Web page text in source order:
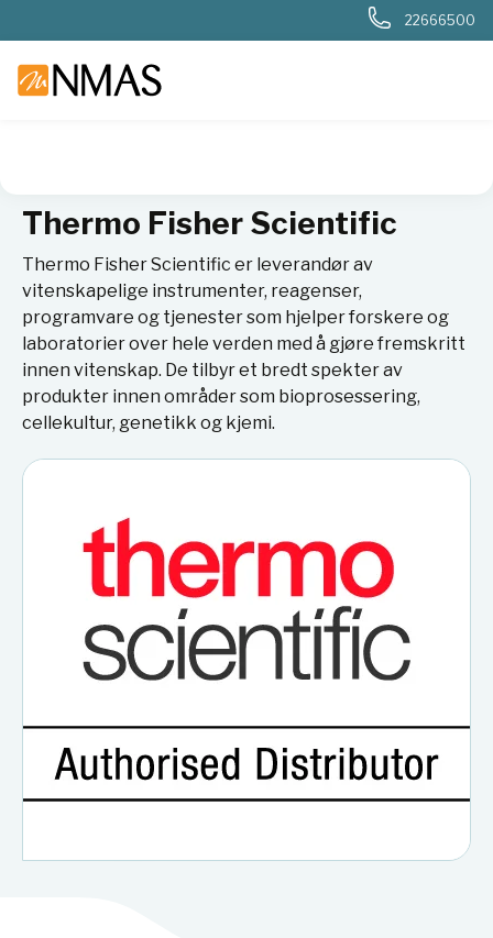
22666500
Thermo Fisher Scientific
Thermo Fisher Scientific er leverandør av
vitenskapelige instrumenter, reagenser,
programvare og tjenester som hjelper forskere og
laboratorier over hele verden med å gjøre fremskritt
innen vitenskap. De tilbyr et bredt spekter av
produkter innen områder som bioprosessering,
cellekultur, genetikk og kjemi.